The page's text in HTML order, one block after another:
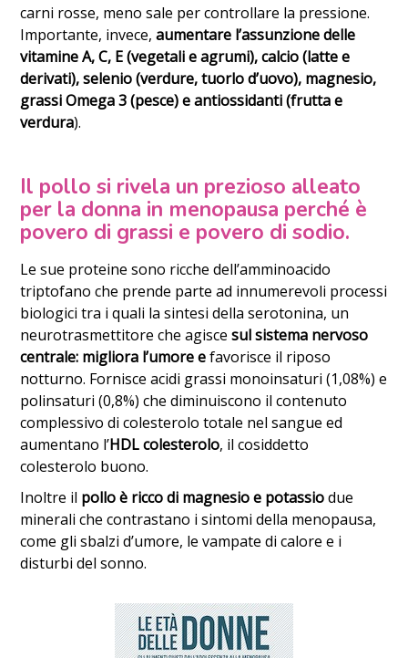
carni rosse, meno sale per controllare la pressione.
Importante, invece,aumentare l’assunzione delle
vitamine A, C, E (vegetali e agrumi), calcio (latte e
derivati), selenio (verdure, tuorlo d’uovo), magnesio,
grassi Omega 3 (pesce) e antiossidanti (frutta e
verdura).
Il pollo si rivela un prezioso alleato
per la donna in menopausa perché è
povero di grassi e povero di sodio.
Le sue proteine sono ricche dell’amminoacido
triptofano che prende parte ad innumerevoli processi
biologici tra i quali la sintesi della serotonina, un
neurotrasmettitore che agiscesul sistema nervoso
centrale: migliora l’umore efavorisce il riposo
notturno. Fornisce acidi grassi monoinsaturi (1,08%) e
polinsaturi (0,8%) che diminuiscono il contenuto
complessivo di colesterolo totale nel sangue ed
aumentano l’HDL colesterolo, il cosiddetto
colesterolo buono.
Inoltre il pollo è ricco di magnesio e potassiodue
minerali che contrastano i sintomi della menopausa,
come gli sbalzi d’umore, le vampate di calore e i
disturbi del sonno.